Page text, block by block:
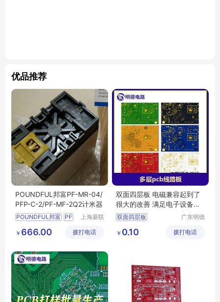
优品推荐
POUNDFUL邦富PF-MR-04/
PFP-C-2/PF-MF-2Q2计米器
POUNDFUL邦富
PF
C
2仪表 MF
邦富计米器
上海菱联
制技术有
￥ 666.00 拨打电话
双面四层板 电磁兼容起到了
很大的改善 满足电子设备轻
小型化需求
双面四层板
四层电路板加工
广东明德
有限公司
￥ 0.10 拨打电话